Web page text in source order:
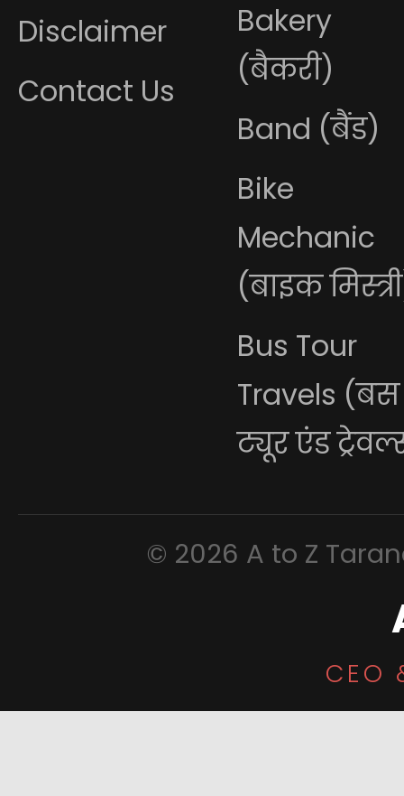
Disclaimer
Contact Us
Bakery
(बैकरी)
Band (बैंड)
Bike
Mechanic
(बाइक
Bus Tour
Travels (बस
ट्यूर एंड
© 2026 A to Z
CEO